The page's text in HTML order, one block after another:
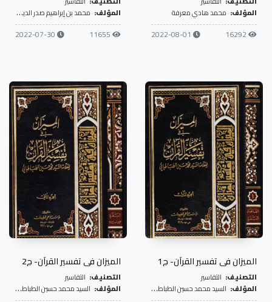
المؤلف: محمد هادي معرفة
16292
2022-08-01
المؤلف: محمد بن إبراهيم صدر الدين الشيرازي
11655
2022-07-30
الميزان في تفسير القرآن- ج1
التصنيف: التفاسير
المؤلف: السيد محمد حسين الطباطبائي
الميزان في تفسير القرآن- ج2
التصنيف: التفاسير
المؤلف: السيد محمد حسين الطباطبائي